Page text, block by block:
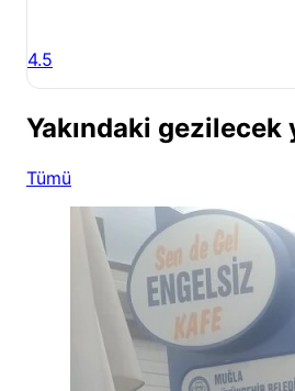
4.5
Yakındaki gezilecek
Tümü